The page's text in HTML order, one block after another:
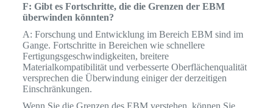
F: Gibt es Fortschritte, die die Grenzen der EBM
überwinden könnten?
A: Forschung und Entwicklung im Bereich EBM sind im
Gange. Fortschritte in Bereichen wie schnellere
Fertigungsgeschwindigkeiten, breitere
Materialkompatibilität und verbesserte Oberflächenqualität
versprechen die Überwindung einiger der derzeitigen
Einschränkungen.
Wenn Sie die Grenzen des EBM verstehen, können Sie